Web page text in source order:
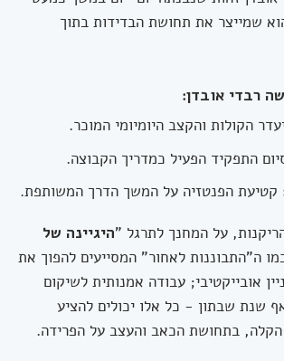
שמייצר את תחושת הבדידות בתוך
רבדי אובדן:
הקולות והקצב היומיומי המוכר.
התפקיד הפעיל כמדריך הקבוצה.
קטיעת הפנטזיה על המשך הדרך המשותפת.
על המחנך לתרגל "היגיינה של
ה"התבוננות לאחור" המסייעים להפוך את
אובייקטיבי; עבודה אמנותית לשיקום
שנת שבתון - כל אלו יכולים להציע
בתחושת הכאב והעצב על הפרידה.